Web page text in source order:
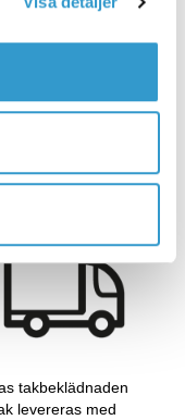
utan
av byggnaden
takbeklädnaden
levereras med